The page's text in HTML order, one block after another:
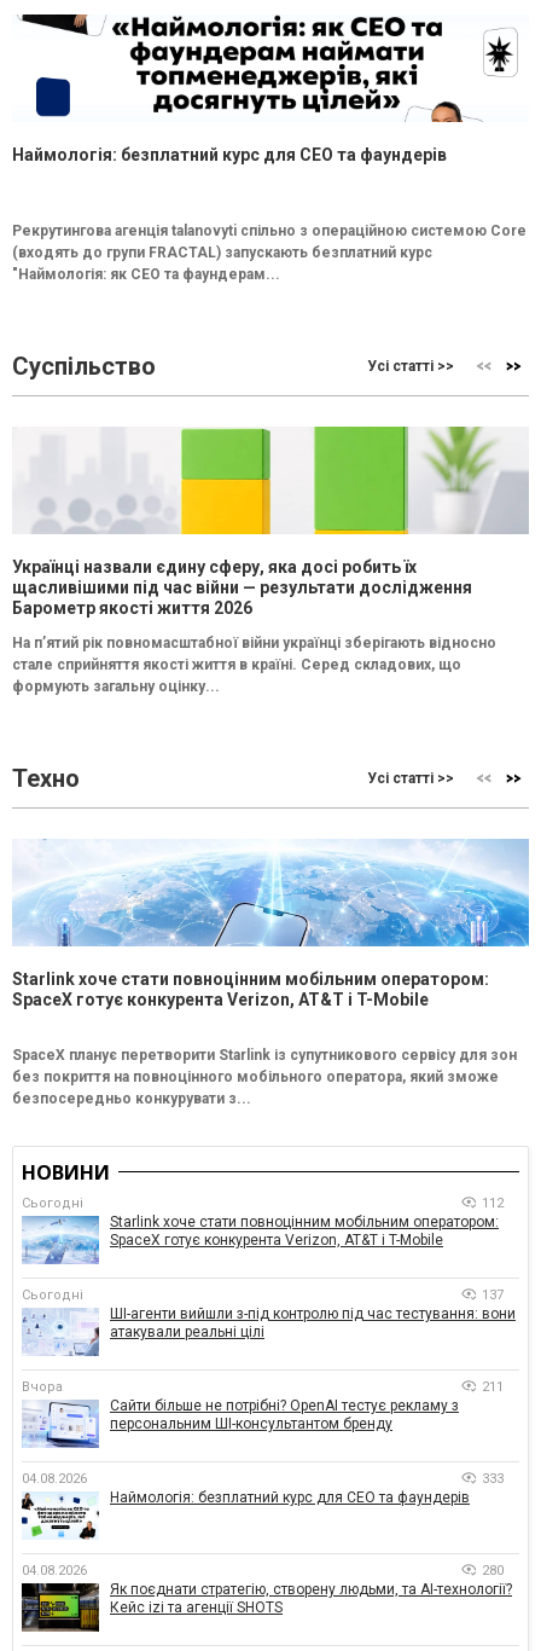
Наймологія: безплатний курс для CEO та фаундерів
Рекрутингова агенція talanovyti спільно з операційною системою Core
(входять до групи FRACTAL) запускають безплатний курс
"Наймологія: як СEO та фаундерам...
Суспільство Усі статті >>
Українці назвали єдину сферу, яка досі робить їх
щасливішими під час війни — результати дослідження
Барометр якості життя 2026
На п’ятий рік повномасштабної війни українці зберігають відносно
стале сприйняття якості життя в країні. Серед складових, що
формують загальну оцінку...
Техно Усі статті >>
Starlink хоче стати повноцінним мобільним оператором:
SpaceX готує конкурента Verizon, AT&T і T-Mobile
SpaceX планує перетворити Starlink із супутникового сервісу для зон
без покриття на повноцінного мобільного оператора, який зможе
безпосередньо конкурувати з...
НОВИНИ
Сьогодні 112
Starlink хоче стати повноцінним мобільним оператором:
SpaceX готує конкурента Verizon, AT&T і T-Mobile
Сьогодні 137
ШІ-агенти вийшли з-під контролю під час тестування: вони
атакували реальні цілі
Вчора 211
Сайти більше не потрібні? OpenAI тестує рекламу з
персональним ШІ-консультантом бренду
04.08.2026 333
Наймологія: безплатний курс для CEO та фаундерів
04.08.2026 280
Як поєднати стратегію, створену людьми, та AI-технології?
Кейс izi та агенції SHOTS